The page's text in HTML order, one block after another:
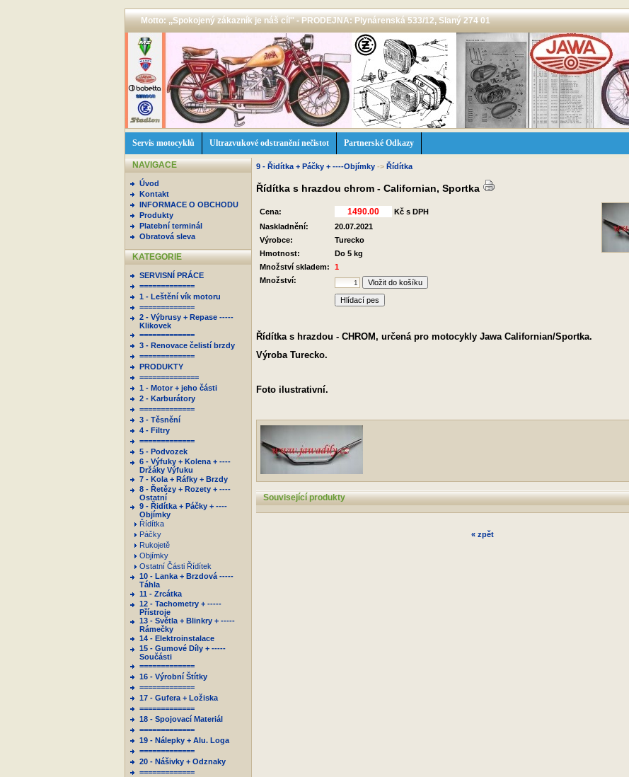
Motto: ,,Spokojený zákazník je náš cíl'' - PRODEJNA: Plynárenská 533/12, Slaný 274 01
Servis motocyklů Ultrazvukové odstranění nečistot Partnerské Odkazy
NAVIGACE
Úvod
Kontakt
INFORMACE O OBCHODU
Produkty
Platební terminál
Obratová sleva
KATEGORIE
SERVISNÍ PRÁCE
=============
1 - Leštění vík motoru
=============
2 - Výbrusy + Repase -----
Klikovek
=============
3 - Renovace čelistí brzdy
=============
PRODUKTY
==============
1 - Motor + jeho části
2 - Karburátory
=============
3 - Těsnění
4 - Filtry
=============
5 - Podvozek
6 - Výfuky + Kolena + ----
Držáky Výfuku
7 - Kola + Ráfky + Brzdy
8 - Řetězy + Rozety + ----
Ostatní
9 - Řidítka + Páčky + ----
Objímky
Řídítka
Páčky
Rukojetě
Objímky
Ostatní Části Řídítek
10 - Lanka + Brzdová -----
Táhla
11 - Zrcátka
12 - Tachometry + -----
Přístroje
13 - Světla + Blinkry + -----
Rámečky
14 - Elektroinstalace
15 - Gumové Díly + -----
Součásti
=============
16 - Výrobní Štítky
=============
17 - Gufera + Ložiska
=============
18 - Spojovací Materiál
=============
19 - Nálepky + Alu. Loga
=============
20 - Nášivky + Odznaky
=============
9 - Řidítka + Páčky + ----Objímky -> Řídítka
Řídítka s hrazdou chrom - Californian, Sportka
Cena:
Kč s DPH
Naskladnění:
20.07.2021
Výrobce:
Turecko
Hmotnost:
Do 5 kg
Množství skladem:
1
Množství:
Hlídací pes
Řídítka s hrazdou - CHROM, určená pro motocykly Jawa Californian/Sportka.
Výroba Turecko.
Foto ilustrativní.
Související produkty
« zpět